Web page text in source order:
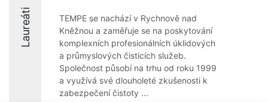
Laureáti
TEMPE se nachází v Rychnově nad
Kněžnou a zaměřuje se na poskytování
komplexních profesionálních úklidových
a průmyslových čisticích služeb.
Společnost působí na trhu od roku 1999
a využívá své dlouholeté zkušenosti k
zabezpečení čistoty ...